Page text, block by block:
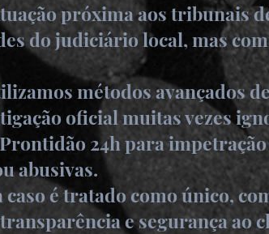
próxima aos tribunais
do judiciário local, mas
métodos avançados
oficial muitas vezes
24h para
abusivas.
é tratado como único,
e segurança ao